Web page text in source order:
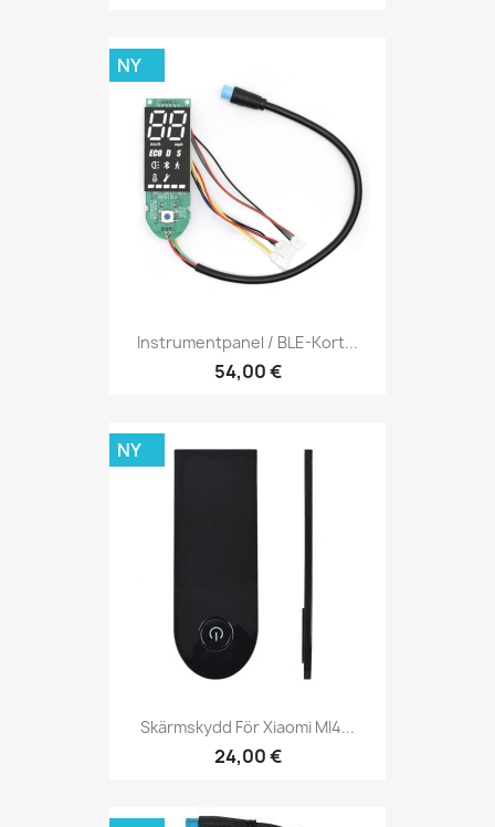
Instrumentpanel / BLE-Kort...
54,00 €
NY
Skärmskydd För Xiaomi MI4...
24,00 €
NY